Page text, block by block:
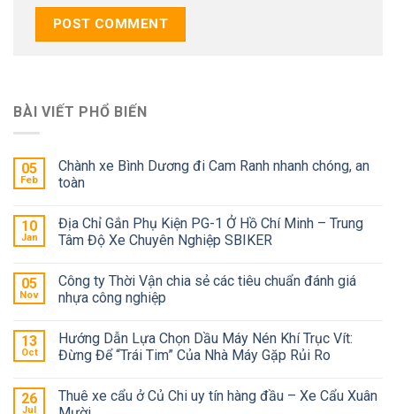
BÀI VIẾT PHỔ BIẾN
05
Feb
Chành xe Bình Dương đi Cam Ranh nhanh chóng, an
toàn
10
Jan
Địa Chỉ Gắn Phụ Kiện PG-1 Ở Hồ Chí Minh – Trung
Tâm Độ Xe Chuyên Nghiệp SBIKER
05
Nov
Công ty Thời Vận chia sẻ các tiêu chuẩn đánh giá
nhựa công nghiệp
13
Oct
Hướng Dẫn Lựa Chọn Dầu Máy Nén Khí Trục Vít:
Đừng Để “Trái Tim” Của Nhà Máy Gặp Rủi Ro
26
Jul
Thuê xe cẩu ở Củ Chi uy tín hàng đầu – Xe Cẩu Xuân